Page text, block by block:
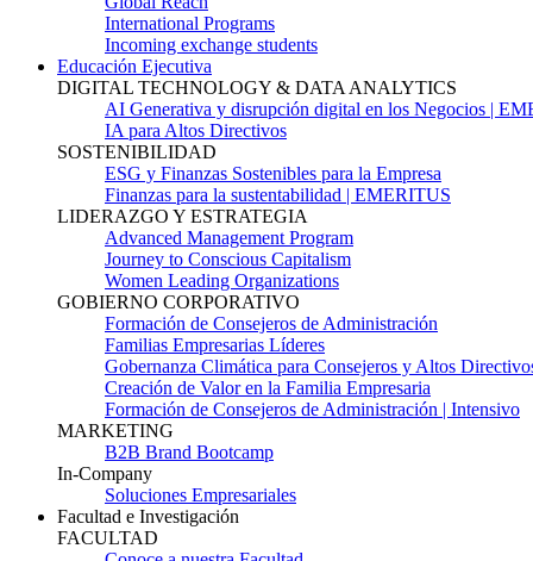
International Programs
Incoming exchange students
Educación Ejecutiva
DIGITAL TECHNOLOGY & DATA ANALYTICS
AI Generativa y disrupción digital en los Negocios |
IA para Altos Directivos
SOSTENIBILIDAD
ESG y Finanzas Sostenibles para la Empresa
Finanzas para la sustentabilidad | EMERITUS
LIDERAZGO Y ESTRATEGIA
Advanced Management Program
Journey to Conscious Capitalism
Women Leading Organizations
GOBIERNO CORPORATIVO
Formación de Consejeros de Administración
Familias Empresarias Líderes
Gobernanza Climática para Consejeros y Altos
Creación de Valor en la Familia Empresaria
Formación de Consejeros de Administración | Intensivo
MARKETING
B2B Brand Bootcamp
In-Company
Soluciones Empresariales
Facultad e Investigación
FACULTAD